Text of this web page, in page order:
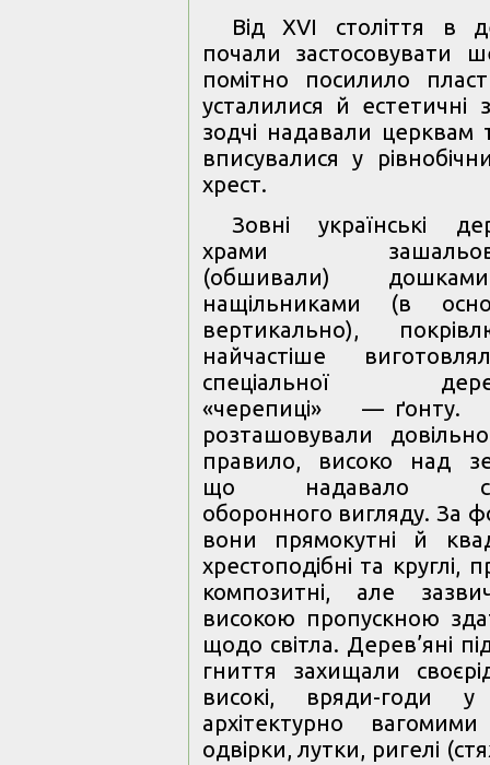
Від XVI століття в
почали застосовувати
помітно посилило
усталилися й естетичні
зодчі надавали церквам
вписувалися у
хрест.
Зовні українські
храми
(обшивали)
нащільниками (в
вертикально),
найчастіше
спеціальної
«черепиці» — ґонту.
розташовували
правило, високо над
що надавало
оборонного вигляду. За
вони прямокутні й
хрестоподібні та круглі,
композитні, але
високою пропускною
щодо світла. Дерев’яні
гниття захищали
високі, вряди-годи
архітектурно
одвірки, лутки, ригелі